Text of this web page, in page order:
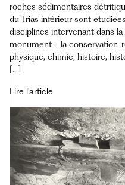
roches sédimentaires
du Trias inférieur sont
disciplines intervenant dans
monument : la conservation-
physique, chimie, histoire,
[...]
Lire l'article